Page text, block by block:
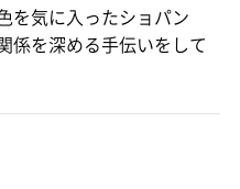
を気に入ったショパン
係を深める手伝いをして